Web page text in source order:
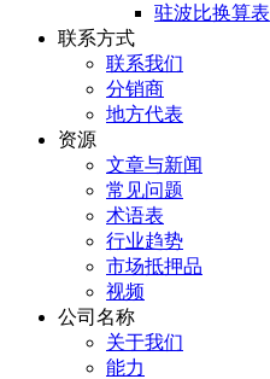
驻波比换算表
联系方式
联系我们
分销商
地方代表
资源
文章与新闻
常见问题
术语表
行业趋势
市场抵押品
视频
公司名称
关于我们
能力